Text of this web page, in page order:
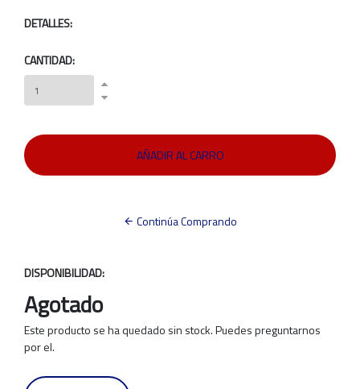
DETALLES:
CANTIDAD:
Continúa Comprando
DISPONIBILIDAD:
Agotado
Este producto se ha quedado sin stock. Puedes preguntarnos
por el.